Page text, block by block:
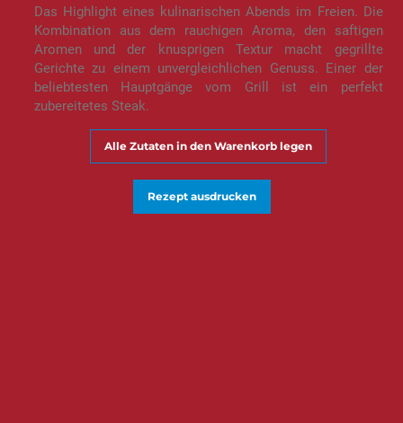
Das Highlight eines kulinarischen Abends im Freien. Die
Kombination aus dem rauchigen Aroma, den saftigen
Aromen und der knusprigen Textur macht gegrillte
Gerichte zu einem unvergleichlichen Genuss. Einer der
beliebtesten Hauptgänge vom Grill ist ein perfekt
zubereitetes Steak.
Alle Zutaten in den Warenkorb legen
Rezept ausdrucken